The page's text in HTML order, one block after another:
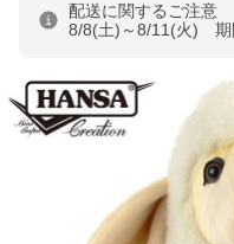
配送に関するご注意
8/8(土)～8/11(火) 期